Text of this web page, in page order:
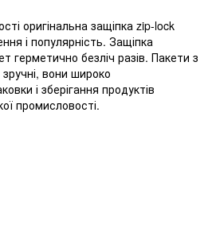
оригінальна защіпка zip-lock
і популярність. Защіпка
герметично безліч разів. Пакети з
вони широко
і зберігання продуктів
промисловості.